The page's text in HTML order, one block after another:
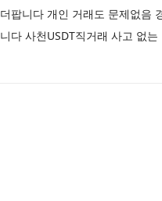
더팝니다 개인 거래도 문제없음
니다 사천USDT직거래 사고 없